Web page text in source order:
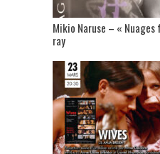
Mikio Naruse – «
ray